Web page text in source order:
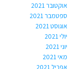
אוקטובר 2021
ספטמבר 2021
אוגוסט 2021
יולי 2021
יוני 2021
מאי 2021
אפריל 2021